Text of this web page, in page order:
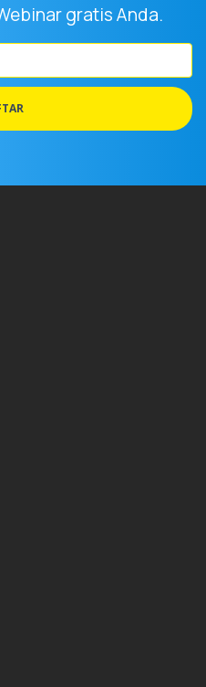
gratis Anda.